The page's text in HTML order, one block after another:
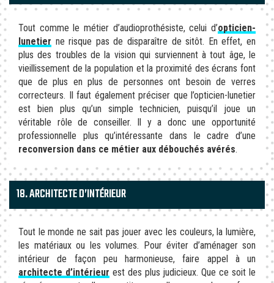
Tout comme le métier d’audioprothésiste, celui d’opticien-
lunetier ne risque pas de disparaître de sitôt. En effet, en
plus des troubles de la vision qui surviennent à tout âge, le
vieillissement de la population et la proximité des écrans font
que de plus en plus de personnes ont besoin de verres
correcteurs. Il faut également préciser que l’opticien-lunetier
est bien plus qu’un simple technicien, puisqu’il joue un
véritable rôle de conseiller. Il y a donc une opportunité
professionnelle plus qu’intéressante dans le cadre d’une
reconversion dans ce métier aux débouchés avérés.
18. ARCHITECTE D’INTÉRIEUR
Tout le monde ne sait pas jouer avec les couleurs, la lumière,
les matériaux ou les volumes. Pour éviter d’aménager son
intérieur de façon peu harmonieuse, faire appel à un
architecte d’intérieur est des plus judicieux. Que ce soit le